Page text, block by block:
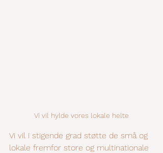
Vi vil hylde vores lokale helte
Vi vil i stigende grad støtte de små og
lokale fremfor store og multinationale